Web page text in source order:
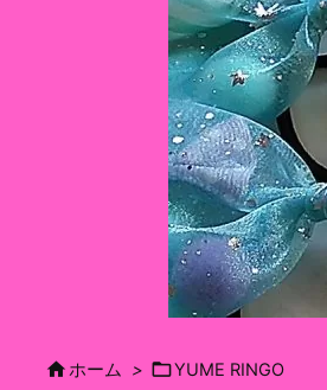
ホーム > YUME RINGO